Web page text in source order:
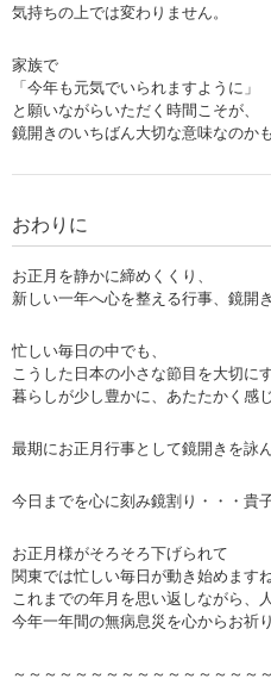
気持ちの上では変わりません。
家族で
「今年も元気でいられますように」
と願いながらいただく時間こそが、
鏡開きのいちばん大切な意味なのか
おわりに
お正月を静かに締めくくり、
新しい一年へ心を整える行事、鏡開き
忙しい毎日の中でも、
こうした日本の小さな節目を大切にす
暮らしが少し豊かに、あたたかく感
最期にお正月行事として鏡開きを詠
今日までを心に刻み鏡割り・・・貴
お正月様がそろそろ下げられて
関東では忙しい毎日が動き始めますね
これまでの年月を思い返しながら、
今年一年間の無病息災を心からお祈
～～～～～～～～～～～～～～～～～